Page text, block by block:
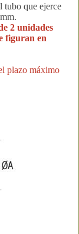
tubo que ejerce
2 unidades
figuran en
plazo máximo